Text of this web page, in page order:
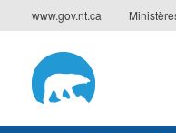
www.gov.nt.ca